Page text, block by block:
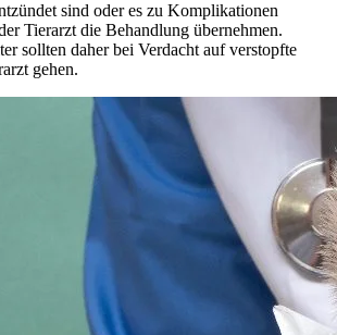
sind oder es zu Komplikationen
Tierarzt die Behandlung übernehmen.
sollten daher bei Verdacht auf verstopfte
gehen.